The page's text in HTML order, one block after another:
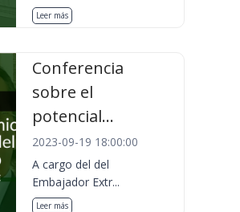
Leer más
Conferencia
sobre el
potencial...
2023-09-19 18:00:00
A cargo del del
Embajador Extr...
Leer más